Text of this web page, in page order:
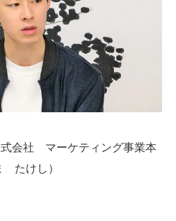
会社 マーケティング事業本
たけし）